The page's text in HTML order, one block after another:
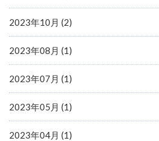
2023年10月 (2)
2023年08月 (1)
2023年07月 (1)
2023年05月 (1)
2023年04月 (1)